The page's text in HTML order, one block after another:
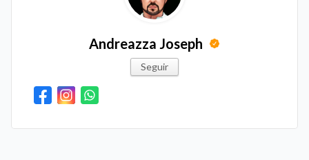
Andreazza Joseph
Seguir